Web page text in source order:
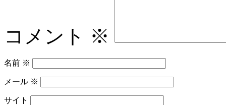
コメント ※
名前 ※
メール ※
サイト